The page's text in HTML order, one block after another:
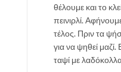
θέλουμε και το
πεινιρλί.
τέλος. Πριν τα
για να ψηθεί μαζί.
ταψί με